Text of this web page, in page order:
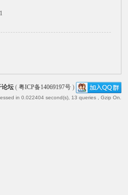
论坛( 粤ICP备14069197号)
in 0.022404 second(s), 13 queries , Gzip On.